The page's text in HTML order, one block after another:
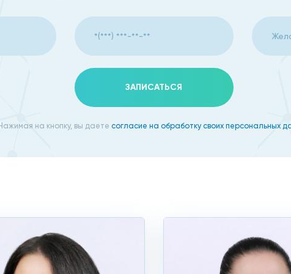
состояния, нарушается сон.
тахикардия.
ЗАПИСАТЬСЯ
на кнопку, вы даете согласие на обработку своих персональных